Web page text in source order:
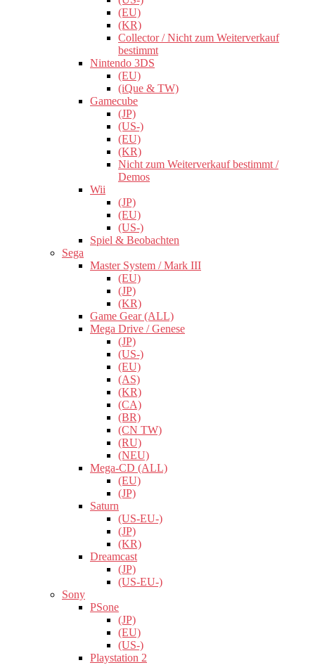
(EU)
(KR)
Collector / Nicht zum Weiterverkauf
bestimmt
Nintendo 3DS
(EU)
(iQue & TW)
Gamecube
(JP)
(US-)
(EU)
(KR)
Nicht zum Weiterverkauf bestimmt /
Demos
Wii
(JP)
(EU)
(US-)
Spiel & Beobachten
Sega
Master System / Mark III
(EU)
(JP)
(KR)
Game Gear (ALL)
Mega Drive / Genese
(JP)
(US-)
(EU)
(AS)
(KR)
(CA)
(BR)
(CN TW)
(RU)
(NEU)
Mega-CD (ALL)
(EU)
(JP)
Saturn
(US-EU-)
(JP)
(KR)
Dreamcast
(JP)
(US-EU-)
Sony
PSone
(JP)
(EU)
(US-)
Playstation 2